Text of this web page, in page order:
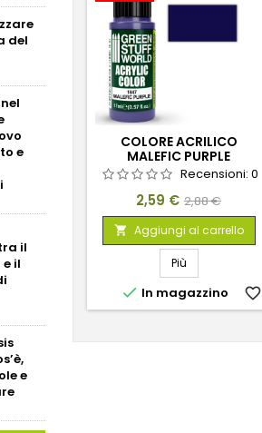
del
e
il
il
e
COLORE ACRILICO
MALEFIC PURPLE
Recensioni: 0
Prezzo
2,59 € Prezzo
base
2,88 €
 Aggiungi al carrello
Più
 In magazzino favorite_border